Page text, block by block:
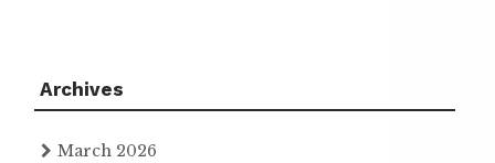
Archives
March 2026